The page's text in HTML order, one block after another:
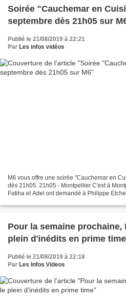
Soirée "Cauchemar en
septembre dès 21h05 sur
Publié le 21/08/2019 à 22:21
Par Les infos vidéos
M6 vous offre une soirée "Cauchemar en
dès 21h05. 21h05 - Montpellier C'est à
Fatiha et Adel ont demandé à Philippe
Pour la semaine prochaine,
plein d'inédits en prime time
Publié le 21/08/2019 à 22:18
Par Les Infos Videos